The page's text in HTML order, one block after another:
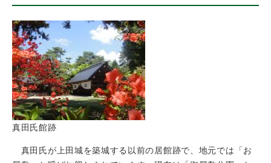
真田氏館跡
真田氏が上田城を築城する以前の居館跡で、地元では「お